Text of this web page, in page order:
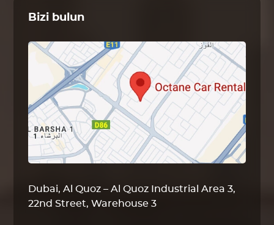
Bizi bulun
Dubai, Al Quoz – Al Quoz Industrial Area 3,
22nd Street, Warehouse 3